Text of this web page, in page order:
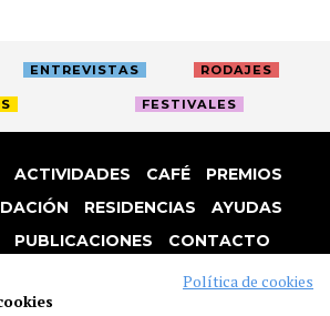
ENTREVISTAS RODAJES
FESTIVALES
ACTIVIDADES CAFÉ
PREMIOS
RESIDENCIAS
AYUDAS
PUBLICACIONES
CONTACTO
COOKIES
Política de cookies